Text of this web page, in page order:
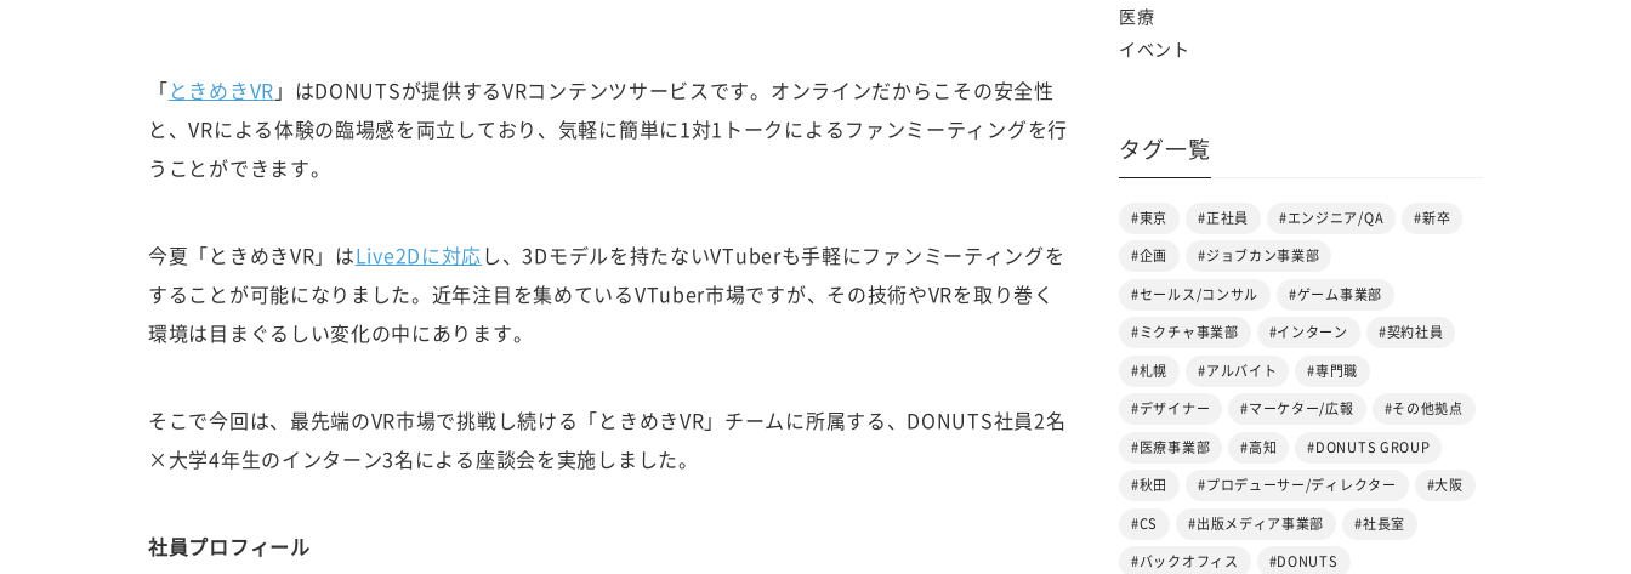
「 ときめきVR 」はDONUTSが提供するVRコンテンツサービスです。オンラインだからこその安全性
と、VRによる体験の臨場感を両立しており、気軽に簡単に1対1トークによるファンミーティングを行
うことができます。
今夏「ときめきVR」は Live2Dに対応 し、3Dモデルを持たないVTuberも手軽にファンミーティングを
することが可能になりました。近年注目を集めているVTuber市場ですが、その技術やVRを取り巻く
環境は目まぐるしい変化の中にあります。
そこで今回は、最先端のVR市場で挑戦し続ける「ときめきVR」チームに所属する、DONUTS社員2名
×大学4年生のインターン3名による座談会を実施しました。
社員プロフィール
医療
イベント
タグ一覧
#東京 #正社員 #エンジニア/QA #新卒
#企画 #ジョブカン事業部
#セールス/コンサル #ゲーム事業部
#ミクチャ事業部 #インターン #契約社員
#札幌 #アルバイト #専門職
#デザイナー #マーケター/広報 #その他拠点
#医療事業部 #高知 #DONUTS GROUP
#秋田 #プロデューサー/ディレクター #大阪
#CS #出版メディア事業部 #社長室
#バックオフィス #DONUTS